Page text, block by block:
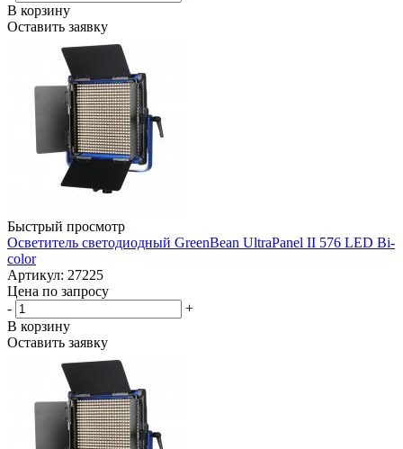
В корзину
Оставить заявку
Быстрый просмотр
Осветитель светодиодный GreenBean UltraPanel II 576 LED Bi-
color
Артикул: 27225
Цена по запросу
-
+
В корзину
Оставить заявку